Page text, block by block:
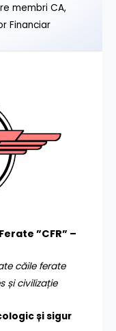
membri CA,
Financiar
”CFR” –
căile ferate
și civilizație
și sigur